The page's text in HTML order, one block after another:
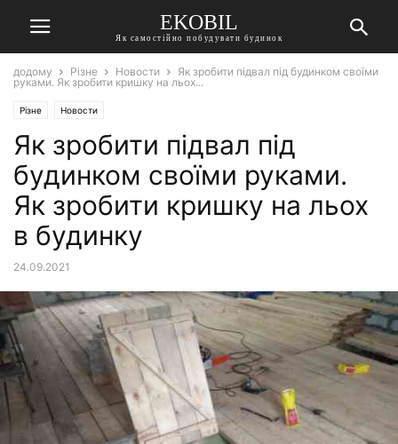
EKOBIL
Як самостійно побудувати будинок
додому Різне Новости
Як зробити підвал під будинком своїми
руками. Як зробити кришку на льох...
Різне Новости
Як зробити підвал під
будинком своїми руками.
Як зробити кришку на льох
в будинку
24.09.2021